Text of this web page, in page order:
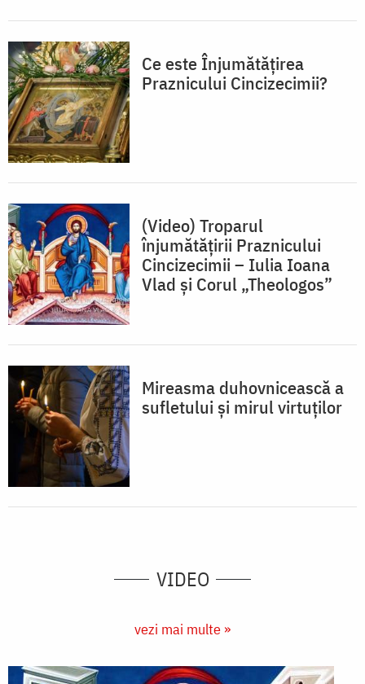
Ce este Înjumătățirea
Praznicului Cincizecimii?
(Video) Troparul
înjumătățirii Praznicului
Cincizecimii – Iulia Ioana
Vlad și Corul „Theologos”
Mireasma duhovnicească a
sufletului și mirul virtuților
VIDEO
vezi mai multe »